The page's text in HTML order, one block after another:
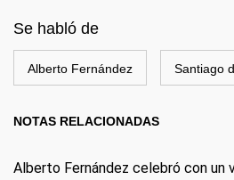
Se habló de
Alberto Fernández Santiago
NOTAS RELACIONADAS
Alberto Fernández celebró con un